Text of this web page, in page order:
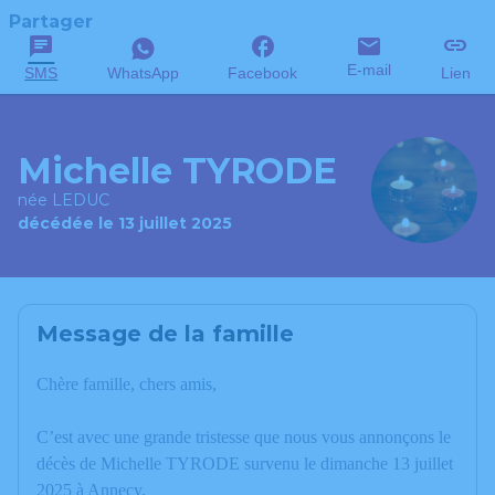
Partager
SMS WhatsApp Facebook E-mail Lien
Michelle TYRODE
née LEDUC
décédée le 13 juillet 2025
Message de la famille
Chère famille, chers amis,
C’est avec une grande tristesse que nous vous annonçons le
décès de Michelle TYRODE survenu le dimanche 13 juillet
2025 à Annecy.